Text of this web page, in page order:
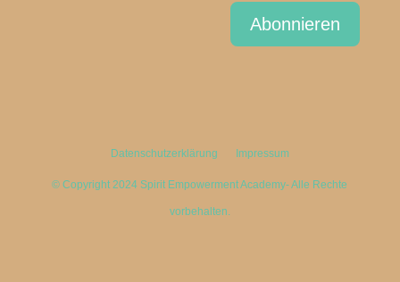
Abonnieren
© Copyright 2024 Spirit Empowerment Academy- Alle Rechte
vorbehalten.
Datenschutzerklärung Impressum